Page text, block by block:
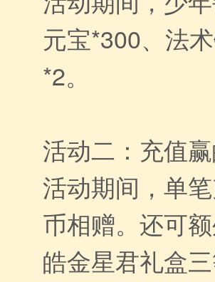
元宝*300、法
*2。
活动二：充值
活动期间，单
币相赠。还可
皓金星君礼盒